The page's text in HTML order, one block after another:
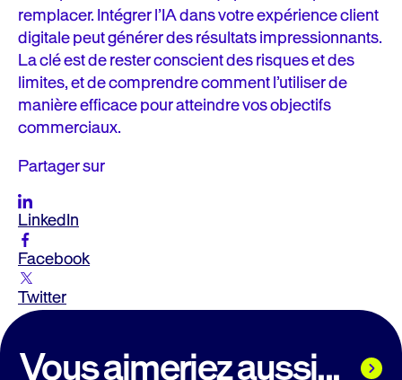
remplacer. Intégrer l’IA dans votre expérience client
digitale peut générer des résultats impressionnants.
La clé est de rester conscient des risques et des
limites, et de comprendre comment l’utiliser de
manière efficace pour atteindre vos objectifs
commerciaux.
Partager sur
LinkedIn
Facebook
Twitter
Vous aimeriez aussi...